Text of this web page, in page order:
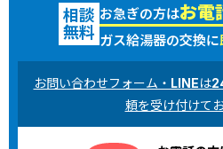
相談
無料
お急ぎの方はお電
ガス給湯器の交換に
お問い合わせフォーム・LINEは
頼を受け付けてお